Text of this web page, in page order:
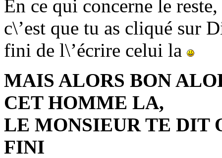
En ce qui concerne le
c\’est que tu as cliqué sur
fini de l\’écrire celui la
MAIS ALORS BON
CET HOMME LA,
LE MONSIEUR TE DIT
FINI